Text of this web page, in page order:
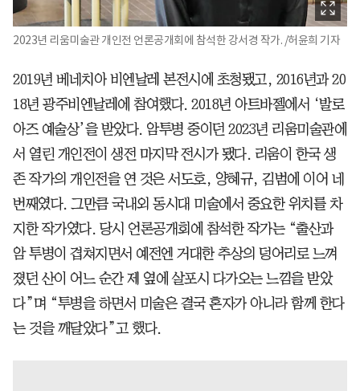
2023년 리움미술관 개인전 언론공개회에 참석한 강서경 작가. /허윤희 기자
2019년 베네치아 비엔날레 본전시에 초청됐고, 2016년과 20
18년 광주비엔날레에 참여했다. 2018년 아트바젤에서 ‘발로
아즈 예술상’을 받았다. 암투병 중이던 2023년 리움미술관에
서 열린 개인전이 생전 마지막 전시가 됐다. 리움이 한국 생
존 작가의 개인전을 연 것은 서도호, 양혜규, 김범에 이어 네
번째였다. 그만큼 국내외 동시대 미술에서 중요한 위치를 차
지한 작가였다. 당시 언론공개회에 참석한 작가는 “출산과
암 투병이 겹쳐지면서 예전엔 거대한 추상의 덩어리로 느껴
졌던 산이 어느 순간 제 옆에 살포시 다가오는 느낌을 받았
다”며 “투병을 하면서 미술은 결국 혼자가 아니라 함께 한다
는 것을 깨달았다”고 했다.